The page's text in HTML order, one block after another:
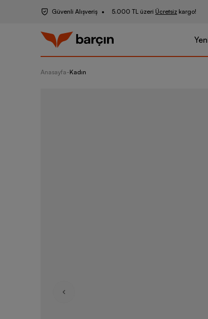
Güvenli Alışveriş 5.000 TL üzeri Ücretsiz kargo!
Anasayfa-Kadın